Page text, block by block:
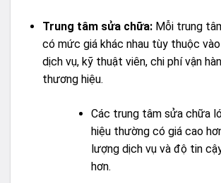
Trung tâm sửa chữa:Mỗi trung
có mức giá khác nhau tùy thuộc
dịch vụ, kỹ thuật viên, chi phí vận
thương hiệu.
Các trung tâm sửa chữa
hiệu thường có giá cao
lượng dịch vụ và độ tin
hơn.